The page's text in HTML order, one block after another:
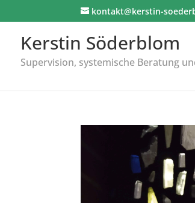
kontakt@kerstin-
Kerstin Söderblom
Supervision, systemische Beratung